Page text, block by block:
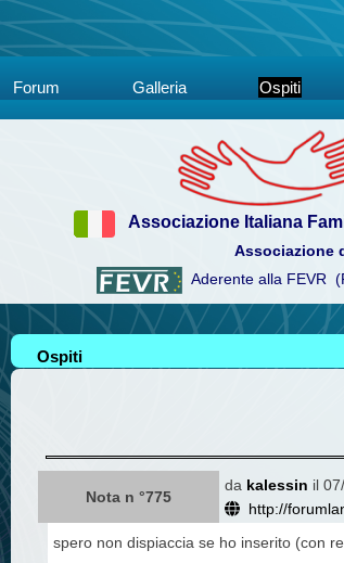
Forum Galleria Ospiti
Associazione Italiana
Associazione
Aderente alla FEVR
Ospiti
Nota n °775
da kalessin il
http://
spero non dispiaccia se ho inserito (con